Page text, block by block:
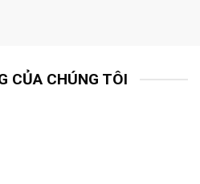
CỦA CHÚNG TÔI